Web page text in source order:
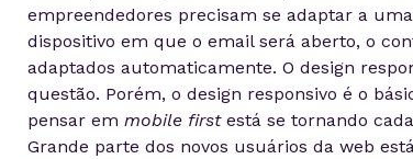
empreendedores precisam se adaptar a
dispositivo em que o emailserá aberto, o
adaptados automaticamente. O design
questão. Porém, o design responsivo é o
pensar em mobile firstestá se tornando
Grande parte dos novos usuários da web